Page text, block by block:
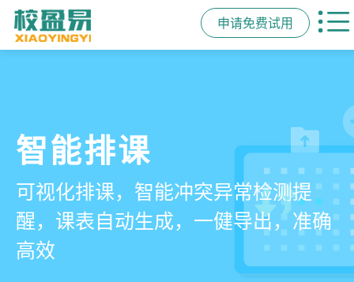
申请免费试用
管学校，用校盈易
培训机构教务管理系
统
有效提升运营管理效率45%
智能排课
可视化排课，智能冲突异常检测提
醒，课表自动生成，一健导出，准确
高效
课时统计
学员签到同步扣减课时，老师带课量
自动统计、汇总，数据清晰可查免扯
皮
家校互动
一部手机链接教师、学员、家长，沟
通互动零距离，服务贴心铸口碑促续
费